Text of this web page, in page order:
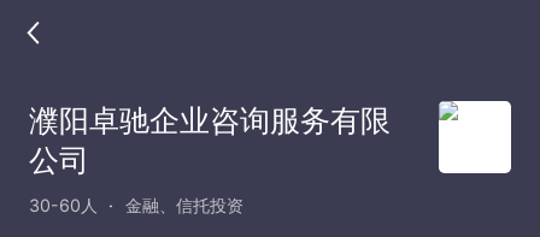
濮阳卓驰企业咨询服务有限
公司
30-60人 金融、信托投资